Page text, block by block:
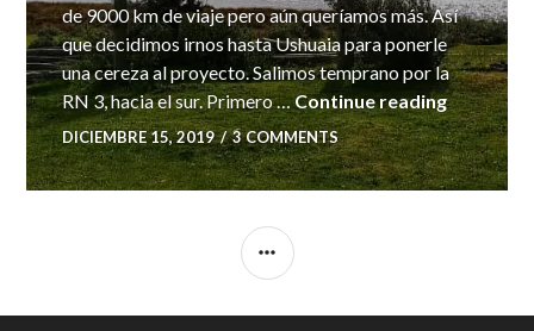
de 9000 km de viaje pero aún queríamos más. Así
que decidimos irnos hasta Ushuaia para ponerle
una cereza al proyecto. Salimos temprano por la
RN 3, hacia el sur. Primero …Continue readingRuta 40 –
DICIEMBRE 15, 2019 3 COMMENTS
SIDEBAR